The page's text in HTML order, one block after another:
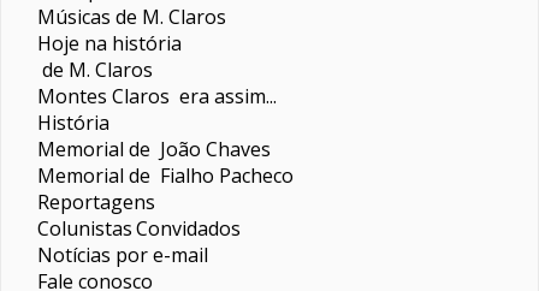
Músicas de M. Claros
Hoje na história
de M. Claros
Montes Claros era assim...
História
Memorial de João Chaves
Memorial de Fialho Pacheco
Reportagens
ColunistasConvidados
Notícias por e-mail
Fale conosco